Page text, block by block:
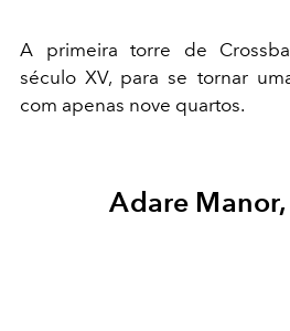
A primeira torre de
século XV, para se tornar
com apenas nove quartos.
Adare